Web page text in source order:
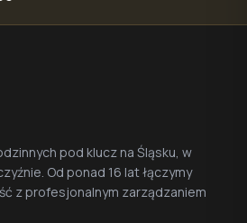
pod klucz na Śląsku, w
Od ponad 16 lat łączymy
z profesjonalnym zarządzaniem